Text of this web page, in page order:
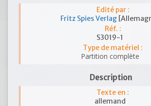
Edité par :
Fritz Spies Verlag
Réf. :
S3019-1
Type de matériel :
Partition complète
Description
Texte en :
allemand